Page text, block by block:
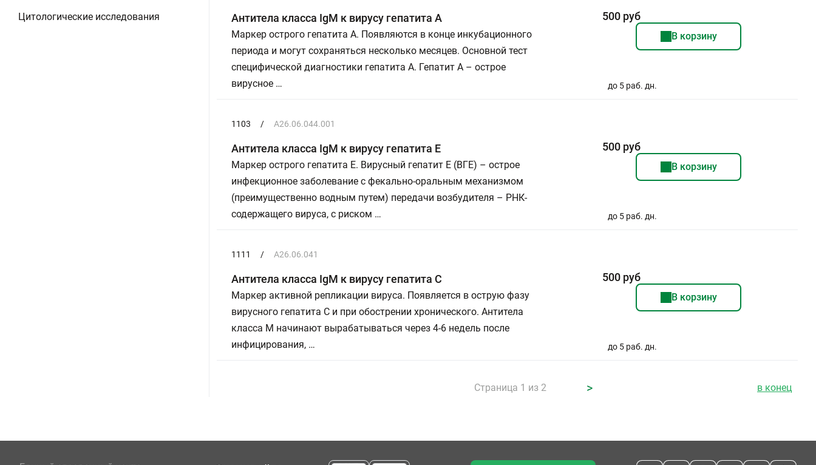
Цитологические исследования
Антитела класса IgM к вирусу гепатита А
Маркер острого гепатита А. Появляются в конце инкубационного
периода и могут сохраняться несколько месяцев. Основной тест
специфической диагностики гепатита А. Гепатит А – острое
вирусное …
500 руб
В корзину
до 5 раб. дн.
1103 / A26.06.044.001
Антитела класса IgM к вирусу гепатита Е
Маркер острого гепатита Е. Вирусный гепатит Е (ВГE) – острое
инфекционное заболевание с фекально-оральным механизмом
(преимущественно водным путем) передачи возбудителя – РНК-
содержащего вируса, с риском …
500 руб
В корзину
до 5 раб. дн.
1111 / A26.06.041
Антитела класса IgM к вирусу гепатита С
Маркер активной репликации вируса. Появляется в острую фазу
вирусного гепатита С и при обострении хронического. Антитела
класса М начинают вырабатываться через 4-6 недель после
инфицирования, …
500 руб
В корзину
до 5 раб. дн.
Страница 1 из 2 > в конец